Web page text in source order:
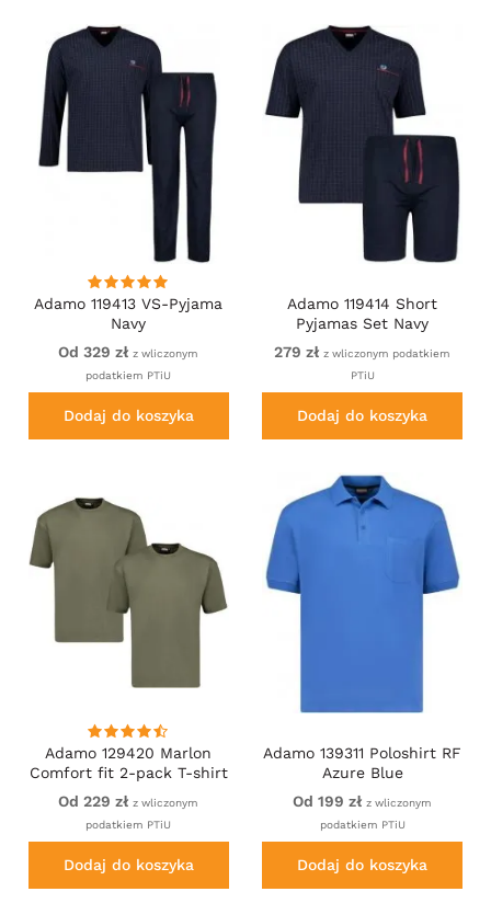
Adamo 119413 VS-Pyjama
Navy
Od 329 zł z wliczonym
podatkiem PTiU
Dodaj do koszyka
Adamo 119414 Short
Pyjamas Set Navy
279 zł z wliczonym podatkiem
PTiU
Dodaj do koszyka
Adamo 129420 Marlon
Comfort fit 2-pack T-shirt
Olive Green
Od 229 zł z wliczonym
podatkiem PTiU
Dodaj do koszyka
Adamo 139311 Poloshirt RF
Azure Blue
Od 199 zł z wliczonym
podatkiem PTiU
Dodaj do koszyka